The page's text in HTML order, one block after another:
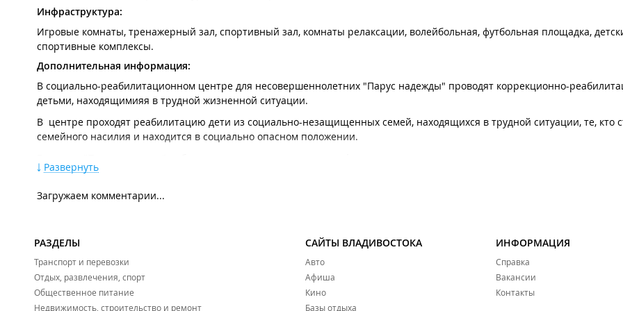
Инфраструктура:
Игровые комнаты, тренажерный зал, спортивный зал, комнаты релаксации, волейбольная, футбольная площадка,
спортивные комплексы.
Дополнительная информация:
В социально-реабилитационном центре для несовершеннолетних "Парус надежды" проводят коррекционно-
детьми, находящимияя в трудной жизненной ситуации.
В центре проходят реабилитацию дети из социально-незащищенных семей, находящихся в трудной ситуации, те, кто
семейного насилия и находится в социально опасном положении.
здоровья несовершеннолетних, микроклимата их семьи, установить причины имеющихся проблем и предложить
программа "Дорога к дому") – помогают добиться создание атмосферы, способствующей реабилитации детей и
коррекции отрицательных эмоций.
Развернуть
Загружаем комментарии...
РАЗДЕЛЫ
Транспорт и перевозки
Отдых, развлечения, спорт
Общественное питание
Недвижимость, строительство и ремонт
САЙТЫ ВЛАДИВОСТОКА
Авто
Афиша
Кино
Базы отдыха
ИНФОРМАЦИЯ
Справка
Вакансии
Контакты